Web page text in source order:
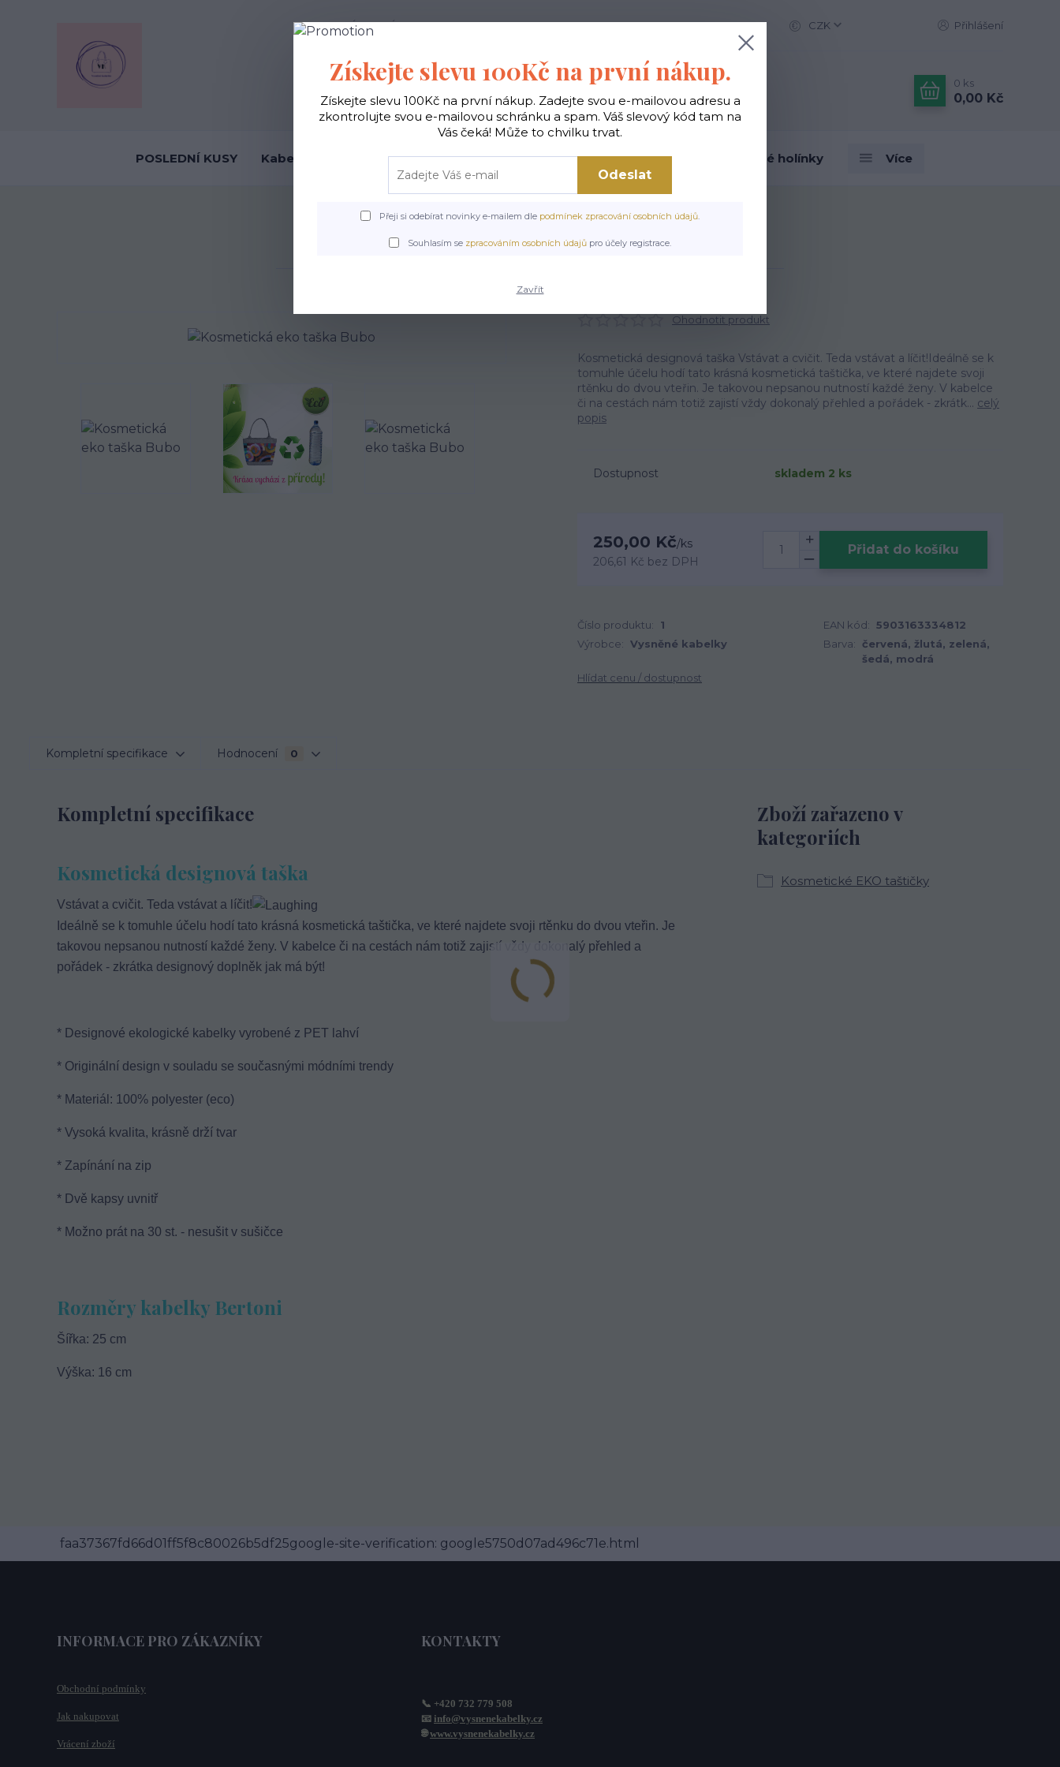
OBCHODNÍ PODMÍNKY JAK NAKUPOVAT KONTAKTY CZK Přihlášení
0 ks
0,00 Kč
POSLEDNÍ KUSY Kabelky ekologické Vaky na záda Polštáře Doplňky Designové holínky Více
Úvod Doplňky Kosmetické EKO taštičky Kosmetická eko taška Bubo
Ohodnotit produkt
Kosmetická designová taška Vstávat a cvičit. Teda vstávat a líčit!Ideálně se k
tomuhle účelu hodí tato krásná kosmetická taštička, ve které najdete svoji
rtěnku do dvou vteřin. Je takovou nepsanou nutností každé ženy. V kabelce
či na cestách nám totiž zajistí vždy dokonalý přehled a pořádek - zkrátk... celý
popis
Dostupnost skladem 2 ks
250,00 Kč/ks
206,61 Kč bez DPH
Přidat do košíku
Číslo produktu: 1 EAN kód: 5903163334812
Výrobce: Vysněné kabelky Barva:
červená, žlutá, zelená,
šedá, modrá
Hlídat cenu / dostupnost
Kompletní specifikace Hodnocení 0
Kompletní specifikace
Kosmetická designová taška
Vstávat a cvičit. Teda vstávat a líčit!
Ideálně se k tomuhle účelu hodí tato krásná kosmetická taštička, ve které najdete svoji rtěnku do dvou vteřin. Je
takovou nepsanou nutností každé ženy. V kabelce či na cestách nám totiž zajistí vždy dokonalý přehled a
pořádek - zkrátka designový doplněk jak má být!
* Designové ekologické kabelky vyrobené z PET lahví
* Originální design v souladu se současnými módními trendy
* Materiál: 100% polyester (eco)
* Vysoká kvalita, krásně drží tvar
* Zapínání na zip
* Dvě kapsy uvnitř
* Možno prát na 30 st. - nesušit v sušičce
Rozměry kabelky Bertoni
Šířka: 25 cm
Výška: 16 cm
Zboží zařazeno v
kategoriích
Kosmetické EKO taštičky
faa37367fd66d01ff5f8c80026b5df25google-site-verification: google5750d07ad496c71e.html
INFORMACE PRO ZÁKAZNÍKY
Obchodní podmínky
Jak nakupovat
Vrácení zboží
KONTAKTY
📞 +420 732 779 508
📧 info@vysnenekabelky.cz
🌐 www.vysnenekabelky.cz
Získejte slevu 100Kč na první nákup.
Získejte slevu 100Kč na první nákup. Zadejte svou e-mailovou adresu a
zkontrolujte svou e-mailovou schránku a spam. Váš slevový kód tam na
Vás čeká! Může to chvilku trvat.
Odeslat
Přeji si odebírat novinky e-mailem dle podmínek zpracování osobních údajů.
Souhlasím se zpracováním osobních údajů pro účely registrace.
Zavřít